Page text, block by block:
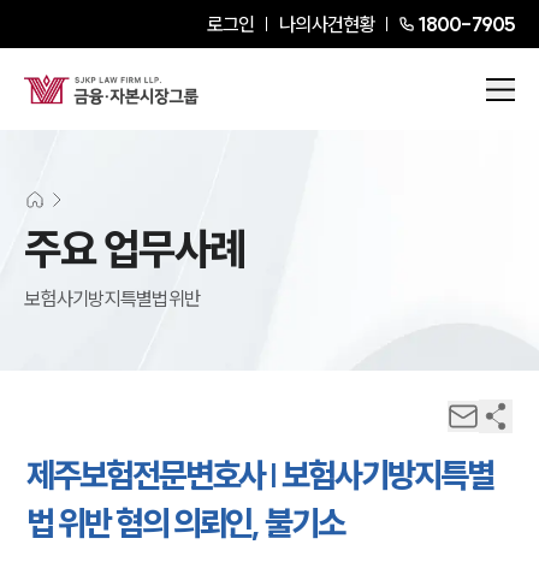
로그인 나의사건현황 1800-7905
주요 업무사례
보험사기방지특별법위반
제주보험전문변호사 | 보험사기방지특별
법 위반 혐의 의뢰인, 불기소